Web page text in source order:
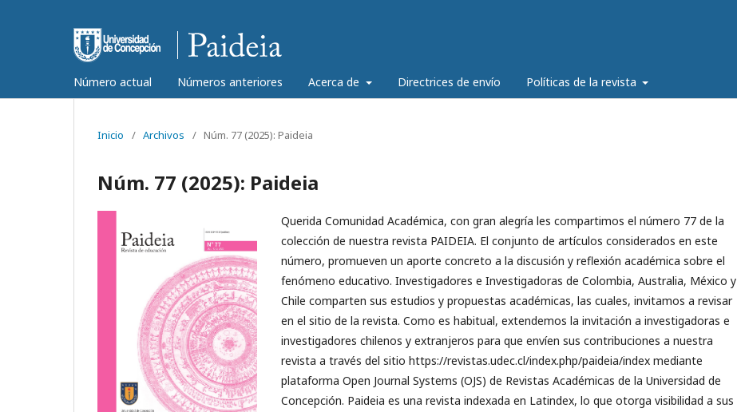
Número actual Números anteriores Acerca de Directrices de envío Políticas de la revista
Inicio / Archivos / Núm. 77 (2025): Paideia
Núm. 77 (2025): Paideia
Querida Comunidad Académica, con gran alegría les compartimos el número 77 de la
colección de nuestra revista PAIDEIA. El conjunto de artículos considerados en este
número, promueven un aporte concreto a la discusión y reflexión académica sobre el
fenómeno educativo. Investigadores e Investigadoras de Colombia, Australia, México y
Chile comparten sus estudios y propuestas académicas, las cuales, invitamos a revisar
en el sitio de la revista. Como es habitual, extendemos la invitación a investigadoras e
investigadores chilenos y extranjeros para que envíen sus contribuciones a nuestra
revista a través del sitio https://revistas.udec.cl/index.php/paideia/index mediante
plataforma Open Journal Systems (OJS) de Revistas Académicas de la Universidad de
Concepción. Paideia es una revista indexada en Latindex, lo que otorga visibilidad a sus